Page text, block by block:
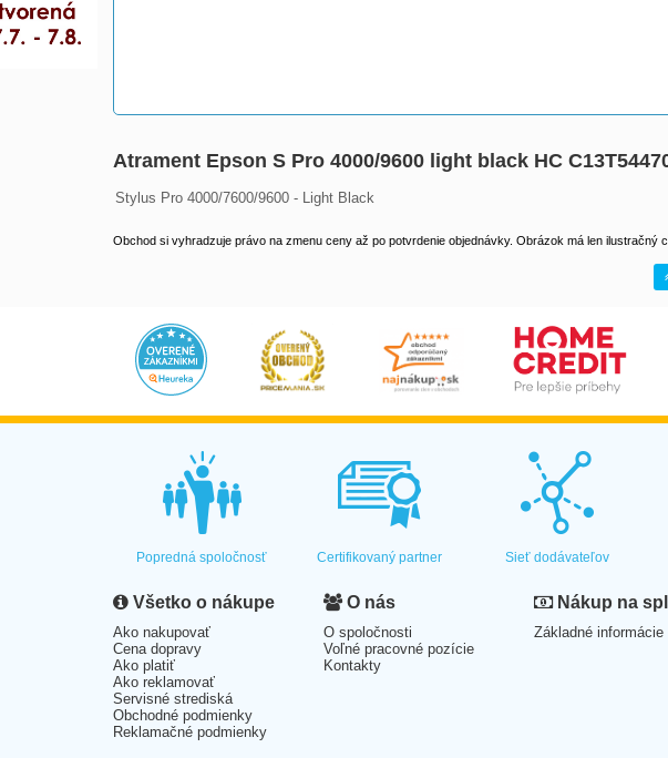
Atrament Epson S Pro 4000/9600 light black HC
Stylus Pro 4000/7600/9600 - Light Black
Obchod si vyhradzuje právo na zmenu ceny až po potvrdenie objednávky. Obrázok má len ilustračný
Popredná spoločnosť Certifikovaný partner Sieť dodávateľov
Všetko o nákupe
Ako nakupovať
Cena dopravy
Ako platiť
Ako reklamovať
Servisné strediská
Obchodné podmienky
Reklamačné podmienky
O nás
O spoločnosti
Voľné pracovné pozície
Kontakty
Nákup na
Základné informácie